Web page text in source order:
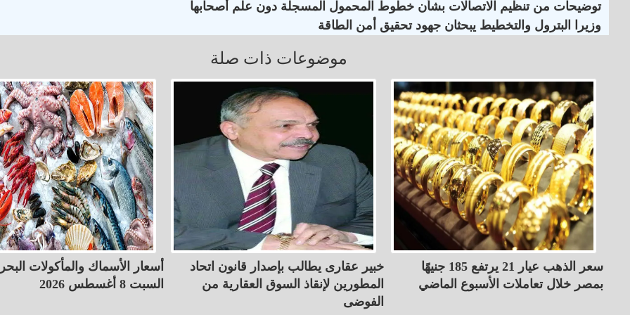
توضيحات من تنظيم الاتصالات بشأن خطوط المحمول المسجلة دون علم أصحابها
وزيرا البترول والتخطيط يبحثان جهود تحقيق أمن الطاقة
موضوعات ذات صلة
سعر الذهب عيار 21 يرتفع 185 جنيهًا
بمصر خلال تعاملات الأسبوع الماضي
خبير عقارى يطالب بإصدار قانون اتحاد
المطورين لإنقاذ السوق العقارية من
الفوضى
أسعار الأسماك والمأكولات
السبت 8 أغسطس 2026